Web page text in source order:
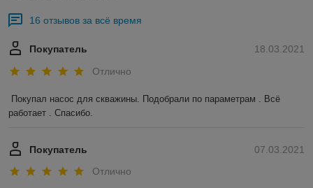
16 отзывов за всё время
18.03.2021
Покупатель
Отлично
Покупал насос для скважины. Подобрали по параметрам . Всё
работает . Спасибо.
07.03.2021
Покупатель
Отлично